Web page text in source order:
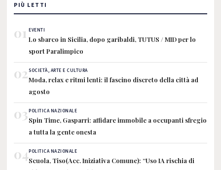
PIÙ LETTI
01 EVENTI
Lo sbarco in Sicilia, dopo garibaldi, TUTUS / MID per lo
sport Paralimpico
02SOCIETÀ, ARTE E CULTURA
Moda, relax e ritmi lenti: il fascino discreto della città ad
agosto
03POLITICA NAZIONALE
Spin Time, Gasparri: affidare immobile a occupanti sfregio
a tutta la gente onesta
04POLITICA NAZIONALE
Scuola, Tiso(Acc. Iniziativa Comune): “Uso IA rischia di